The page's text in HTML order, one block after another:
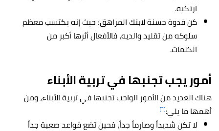
ارتكبه.
كن قدوة حسنة لابنك المراهق؛ حيث إنه يكتسب معظم
سلوكه من تقليد والديه، فالأفعال أثرها أكبر من
الكلمات.
أمور يجب تجنبها في تربية الأبناء
هناك العديد من الأمور الواجب تجنبها في تربية الأبناء، ومن
أهمها ما يلي:[٦]
لا تكن شديداً وصارماً جداً، فحين تضع قواعد صعبة جداً